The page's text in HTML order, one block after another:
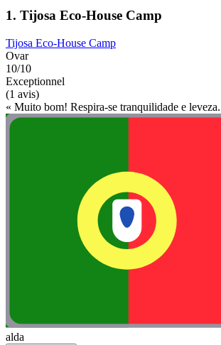
1. Tijosa Eco-House Camp
Tijosa Eco-House Camp
Ovar
10/10
Exceptionnel
(1 avis)
« Muito bom! Respira-se tranquilidade e
alda